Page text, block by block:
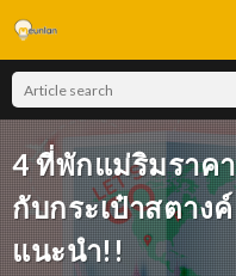
4 ที่พักแม่ริมราค
กับกระเป๋าสตาง
แนะนำ!!